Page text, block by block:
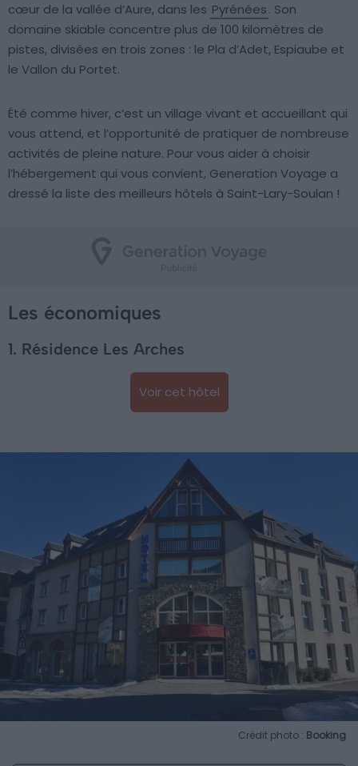
cœur de la vallée d’Aure, dans les Pyrénées. Son
domaine skiable concentre plus de 100 kilomètres de
pistes, divisées en trois zones : le Pla d’Adet, Espiaube et
le Vallon du Portet.
Été comme hiver, c’est un village vivant et accueillant qui
vous attend, et l’opportunité de pratiquer de nombreuse
activités de pleine nature. Pour vous aider à choisir
l’hébergement qui vous convient, Generation Voyage a
dressé la liste des meilleurs hôtels à Saint-Lary-Soulan !
Les économiques
1. Résidence Les Arches
Voir cet hôtel
Crédit photo : Booking